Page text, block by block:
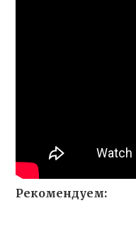
Рекомендуем: